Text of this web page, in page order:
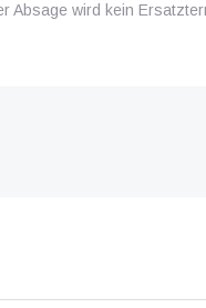
Absage wird kein